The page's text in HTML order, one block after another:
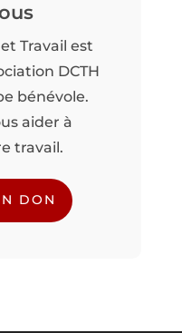
Travail est
DCTH
bénévole.
aider à
travail.
DON